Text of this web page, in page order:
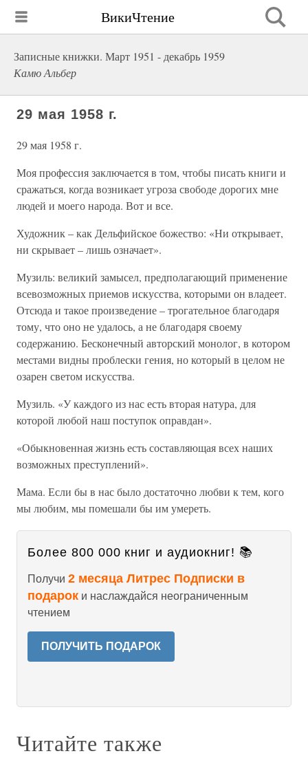
ВикиЧтение
Записные книжки. Март 1951 - декабрь 1959
Камю Альбер
29 мая 1958 г.
29 мая 1958 г.
Моя профессия заключается в том, чтобы писать книги и
сражаться, когда возникает угроза свободе дорогих мне
людей и моего народа. Вот и все.
Художник – как Дельфийское божество: «Ни открывает,
ни скрывает – лишь означает».
Музиль: великий замысел, предполагающий применение
всевозможных приемов искусства, которыми он владеет.
Отсюда и такое произведение – трогательное благодаря
тому, что оно не удалось, а не благодаря своему
содержанию. Бесконечный авторский монолог, в котором
местами видны проблески гения, но который в целом не
озарен светом искусства.
Музиль. «У каждого из нас есть вторая натура, для
которой любой наш поступок оправдан».
«Обыкновенная жизнь есть составляющая всех наших
возможных преступлений».
Мама. Если бы в нас было достаточно любви к тем, кого
мы любим, мы помешали бы им умереть.
Более 800 000 книг и аудиокниг! 📚
Получи 2 месяца Литрес Подписки в
подарок и наслаждайся неограниченным
чтением
ПОЛУЧИТЬ ПОДАРОК
Читайте также